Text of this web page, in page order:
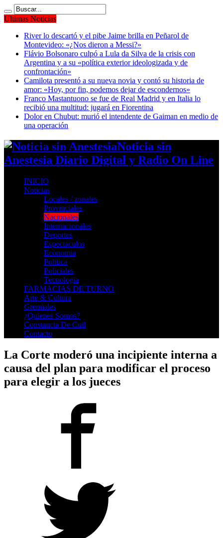
Ultimas Noticias
River lo descartó y el pibe Jaime brilla en Peñarol de
Montevideo: «¿Nos dieron a Messi?»
Flávio Bolsonaro culpó a Lula da Silva de la crisis con
Argentina y a su «política exterior ideologizada y de
confrontación»
Camilota presentó a su nueva novia y contó su historia de
amor: «Hoy, por fin, podemos dejar de escondernos»
Franco Mastantuono se fue de Real Madrid y en Italia lo
recibió una multitud: jugará en Fiorentina
Dolor en Chubut: murió el intendente de Gaiman en medio de
una operación
Noticia sin
Anestesia Diario Digital y Radio On Line
INICIO
Noticias
Locales / zonales
Provinciales
Nacionales
Internacionales
Deportes
Espectaculos
Economia
Politica
Policiales
Tecnologia
FARMACIAS DE TURNO
Arte & Cultura
Gremiales
¿Quienes Somos?
Constancia De Cuil
Contacto
La Corte moderó una incipiente interna a
causa del plan para modificar el proceso
para elegir a los jueces